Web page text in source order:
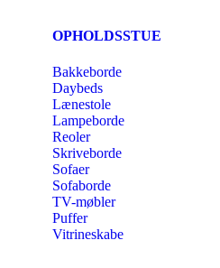
OPHOLDSSTUE
Bakkeborde
Daybeds
Lænestole
Lampeborde
Reoler
Skriveborde
Sofaer
Sofaborde
TV-møbler
Puffer
Vitrineskabe